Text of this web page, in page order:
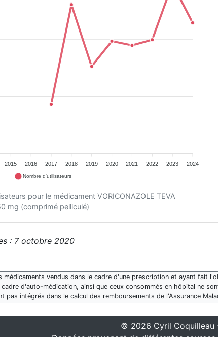
2015 2016 2017 2018 2019 2020 2021 2022 2023 2024
Nombre d'utilisateurs
pour le médicament VORICONAZOLE TEVA
mg (comprimé pelliculé)
: 7 octobre 2020
médicaments vendus dans le cadre d'une prescription et ayant fait
d'auto-médication, ainsi que ceux consommés en hôpital ne
pas intégrés dans le calcul des remboursements de l'Assurance
© 2026 Cyril Coquilleau